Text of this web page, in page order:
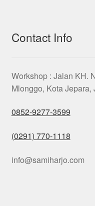
Contact Info
Workshop : Jalan KH.
Mlonggo, Kota
0852-9277-3599
(0291) 770-1118
info@samiharjo.com